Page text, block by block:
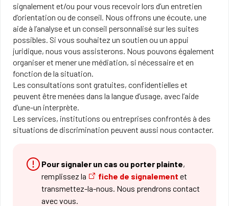
signalement et/ou pour vous recevoir lors d’un entretien
d’orientation ou de conseil. Nous offrons une écoute, une
aide à l’analyse et un conseil personnalisé sur les suites
possibles. Si vous souhaitez un soutien ou un appui
juridique, nous vous assisterons. Nous pouvons également
organiser et mener une médiation, si nécessaire et en
fonction de la situation.
Les consultations sont gratuites, confidentielles et
peuvent être menées dans la langue d’usage, avec l’aide
d’une-un interprète.
Les services, institutions ou entreprises confrontés à des
situations de discrimination peuvent aussi nous contacter.
Pour signaler un cas ou porter plainte,
remplissez la
fiche de signalement et
transmettez-la-nous. Nous prendrons contact
avec vous.